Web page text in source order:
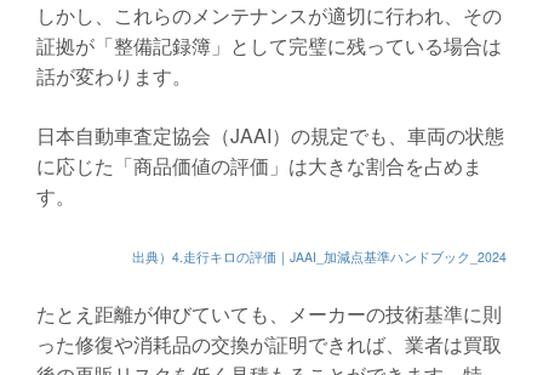
しかし、これらのメンテナンスが適切に行われ、その
証拠が「整備記録簿」として完璧に残っている場合は
話が変わります。
日本自動車査定協会（JAAI）の規定でも、車両の状態
に応じた「商品価値の評価」は大きな割合を占めま
す。
出典）4.走行キロの評価｜JAAI_加減点基準ハンドブック_2024
たとえ距離が伸びていても、メーカーの技術基準に則
った修復や消耗品の交換が証明できれば、業者は買取